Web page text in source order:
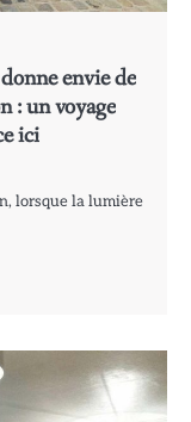
envie de
: un voyage
ici
lorsque la lumière